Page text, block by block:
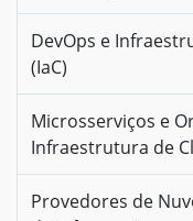
DevOps e
(IaC)
Microsserviços e
Infraestrutura de
Provedores de